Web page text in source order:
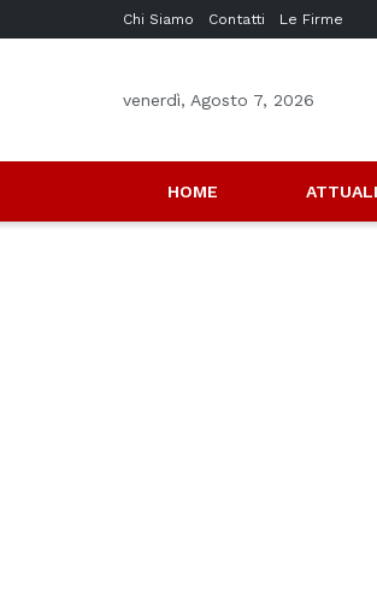
Chi Siamo Contatti Le Firme
venerdì, Agosto 7, 2026
HOME